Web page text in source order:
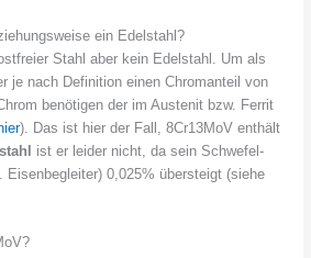
ein Edelstahl?
Stahl aber kein Edelstahl. Um als
je nach Definition einen Chromanteil von
benötigen der im Austenit bzw. Ferrit
hier). Das ist hier der Fall, 8Cr13MoV enthält
ist er leider nicht, da sein Schwefel-
Eisenbegleiter) 0,025% übersteigt (siehe